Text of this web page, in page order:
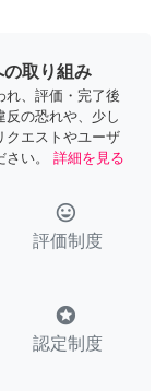
取り組み
れ、評価・完了後
反の恐れや、少し
クエストやユーザ
い。
詳細を見る
tag_faces
評価制度
stars
認定制度